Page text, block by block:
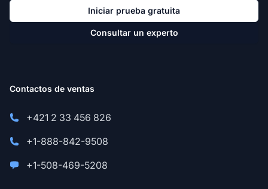
Iniciar prueba gratuita
Consultar un experto
Contactos de ventas
+421 2 33 456 826
+1-888-842-9508
+1-508-469-5208